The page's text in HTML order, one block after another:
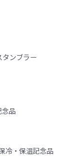
タンブラー
念品
冷・保温記念品